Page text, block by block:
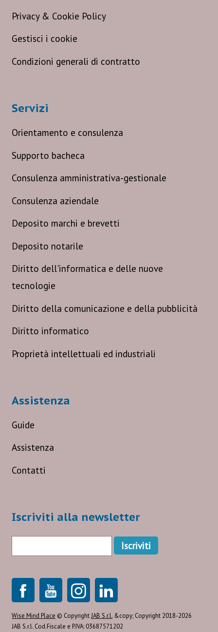
Privacy & Cookie Policy
Gestisci i cookie
Condizioni generali di contratto
Servizi
Orientamento e consulenza
Supporto bacheca
Consulenza amministrativa-gestionale
Consulenza aziendale
Deposito marchi e brevetti
Deposito notarile
Diritto dell'informatica e delle nuove
tecnologie
Diritto della comunicazione e della pubblicità
Diritto informatico
Proprietà intellettuali ed industriali
Assistenza
Guide
Assistenza
Contatti
Iscriviti alla newsletter
Wise Mind Place © CopyrightJAB S.r.l. &copy; Copyright 2018-2026
JAB S.r.l. Cod.Fiscale e P.IVA: 03687571202